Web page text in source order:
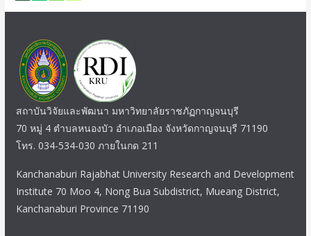
สถาบันวิจัยและพัฒนา มหาวิทยาลัยราชภัฏกาญจนบุรี
70 หมู่ 4 ตำบลหนองบัว อำเภอเมือง จังหวัดกาญจนบุรี 71190
โทร. 034-534-030 ภายในกด 211
Kanchanaburi Rajabhat University Research and Development
Institute 70 Moo 4, Nong Bua Subdistrict, Mueang District,
Kanchanaburi Province 71190